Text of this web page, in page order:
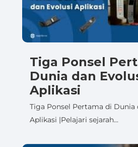
Tiga Ponsel
Dunia dan
Aplikasi
Tiga Ponsel Pertama di Dunia
Aplikasi |Pelajari sejarah...